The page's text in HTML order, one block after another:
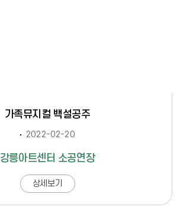
가족뮤지컬 백설공주
2022-02-20
강릉아트센터 소공연장
상세보기